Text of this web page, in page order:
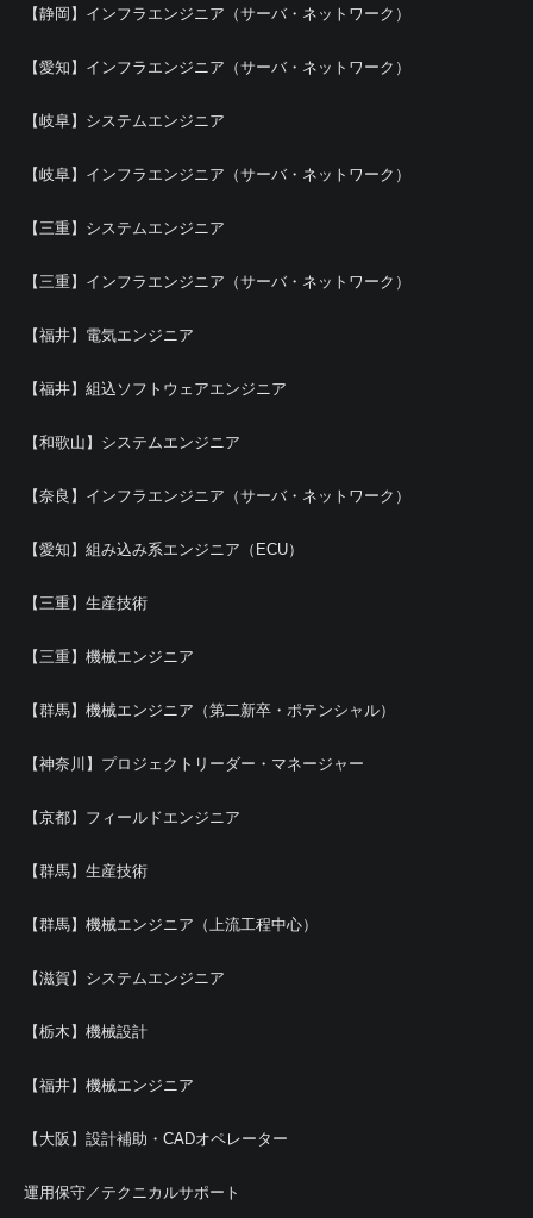
【静岡】インフラエンジニア（サーバ・ネットワーク）
【愛知】インフラエンジニア（サーバ・ネットワーク）
【岐阜】システムエンジニア
【岐阜】インフラエンジニア（サーバ・ネットワーク）
【三重】システムエンジニア
【三重】インフラエンジニア（サーバ・ネットワーク）
【福井】電気エンジニア
【福井】組込ソフトウェアエンジニア
【和歌山】システムエンジニア
【奈良】インフラエンジニア（サーバ・ネットワーク）
【愛知】組み込み系エンジニア（ECU）
【三重】生産技術
【三重】機械エンジニア
【群馬】機械エンジニア（第二新卒・ポテンシャル）
【神奈川】プロジェクトリーダー・マネージャー
【京都】フィールドエンジニア
【群馬】生産技術
【群馬】機械エンジニア（上流工程中心）
【滋賀】システムエンジニア
【栃木】機械設計
【福井】機械エンジニア
【大阪】設計補助・CADオペレーター
運用保守／テクニカルサポート